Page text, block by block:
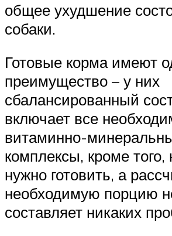
общее ухудшение
собаки.
Готовые корма имеют
преимущество – у них
сбалансированный
включает все
витаминно-
комплексы, кроме того,
нужно готовить, а
необходимую порцию
составляет никаких